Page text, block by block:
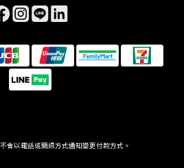
會以電話或簡訊方式通知變更付款方式。